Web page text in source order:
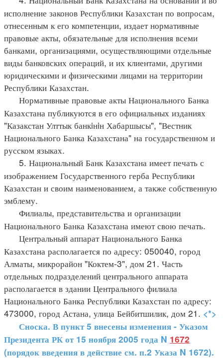
исполнение законов Республики Казахстан по вопросам,
отнесенным к его компетенции, издает нормативные
правовые акты, обязательные для исполнения всеми
банками, организациями, осуществляющими отдельные
виды банковских операций, и их клиентами, другими
юридическими и физическими лицами на территории
Республики Казахстан.
Нормативные правовые акты Национального Банка
Казахстана публикуются в его официальных изданиях
"Казакстан Улттык банкiнiн Хабаршысы", "Вестник
Национального Банка Казахстана" на государственном и
русском языках.
5. Национальный Банк Казахстана имеет печать с
изображением Государственного герба Республики
Казахстан и своим наименованием, а также собственную
эмблему.
Филиалы, представительства и организации
Национального Банка Казахстана имеют свою печать.
Центральный аппарат Национального Банка
Казахстана располагается по адресу: 050040, город
Алматы, микрорайон "Коктем-3", дом 21. Часть
отдельных подразделений центрального аппарата
располагается в здании Центрального филиала
Национального Банка Республики Казахстан по адресу:
473000, город Астана, улица Бейбитшилик, дом 21. <*>
Сноска. В пункт 5 внесены изменения - Указом
Президента РК от 15 ноября 2005 года N 1672
(порядок введения в действие см. п.2 Указа N 1672).